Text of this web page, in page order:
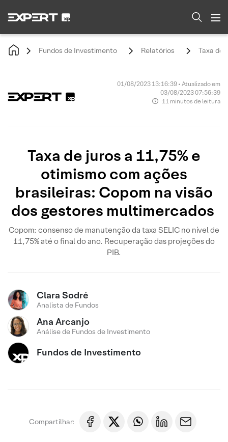
Fundos de Investimento Relatórios Taxa de
01/08/2023 13:16:39 • Atualizado em
03/08/2023 07:56:39
11 minutos de leitura
Taxa de juros a 11,75% e
otimismo com ações
brasileiras: Copom na visão
dos gestores multimercados
Copom: consenso de manutenção da taxa SELIC no nível de
11,75% até o final do ano. Recuperação das projeções do
PIB.
Clara Sodré
Analista de Fundos
Ana Arcanjo
Análise de Fundos de Investimento
Fundos de Investimento
Compartilhar: